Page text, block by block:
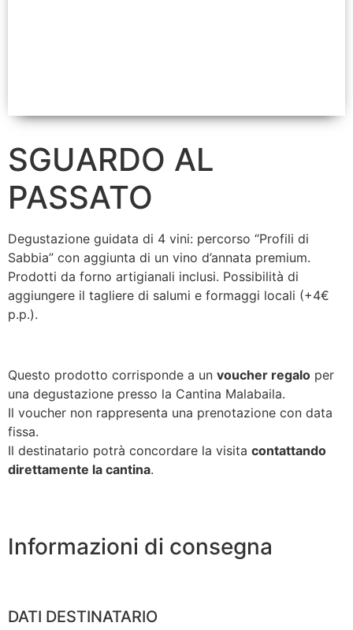
SGUARDO AL
PASSATO
Degustazione guidata di 4 vini: percorso “Profili di
Sabbia” con aggiunta di un vino d’annata premium.
Prodotti da forno artigianali inclusi. Possibilità di
aggiungere il tagliere di salumi e formaggi locali (+4€
p.p.).
Questo prodotto corrisponde a un voucher regalo per
una degustazione presso la Cantina Malabaila.
Il voucher non rappresenta una prenotazione con data
fissa.
Il destinatario potrà concordare la visita contattando
direttamente la cantina.
Informazioni di consegna
DATI DESTINATARIO